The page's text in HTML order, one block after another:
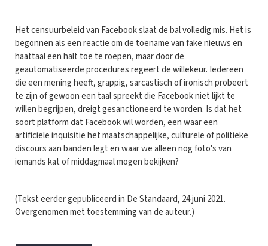
Het censuurbeleid van Facebook slaat de bal volledig mis. Het is
begonnen als een reactie om de toename van fake nieuws en
haattaal een halt toe te roepen, maar door de
geautomatiseerde procedures regeert de willekeur. Iedereen
die een mening heeft, grappig, sarcastisch of ironisch probeert
te zijn of gewoon een taal spreekt die Facebook niet lijkt te
willen begrijpen, dreigt gesanctioneerd te worden. Is dat het
soort platform dat Facebook wil worden, een waar een
artificiële inquisitie het maatschappelijke, culturele of politieke
discours aan banden legt en waar we alleen nog foto's van
iemands kat of middagmaal mogen bekijken?
(Tekst eerder gepubliceerd in De Standaard, 24 juni 2021.
Overgenomen met toestemming van de auteur.)